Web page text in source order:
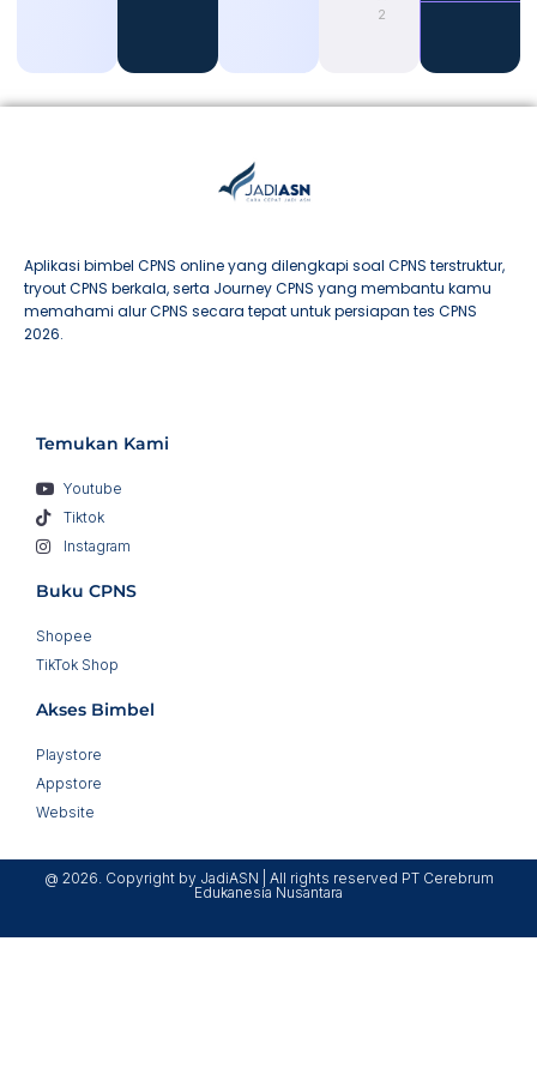
2026
Aplikasi bimbel CPNS online yang dilengkapi soal CPNS terstruktur,
tryout CPNS berkala, serta Journey CPNS yang membantu kamu
memahami alur CPNS secara tepat untuk persiapan tes CPNS
2026.
Temukan Kami
Youtube
Tiktok
Instagram
Buku CPNS
Shopee
TikTok Shop
Akses Bimbel
Playstore
Appstore
Website
@ 2026. Copyright by JadiASN | All rights reserved PT Cerebrum
Edukanesia Nusantara